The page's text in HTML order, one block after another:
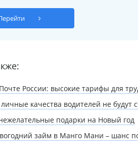
России: высокие тарифы для
качества водителей не будут
подарки на Новый год
займ в Манго Мани – шанс